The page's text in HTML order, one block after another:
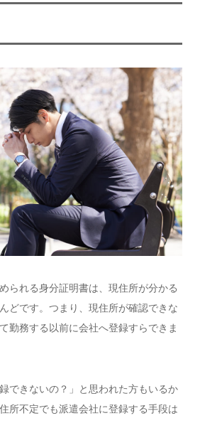
られる身分証明書は、現住所が分かる
どです。つまり、現住所が確認できな
勤務する以前に会社へ登録すらできま
できないの？」と思われた方もいるか
所不定でも派遣会社に登録する手段は